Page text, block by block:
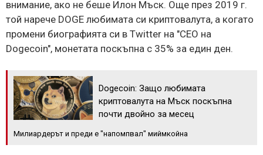
внимание, ако не беше Илон Мъск. Още през 2019 г.
той нарече DOGE любимата си криптовалута, а когато
промени биографията си в Twitter на "CEO на
Dogecoin", монетата поскъпна с 35% за един ден.
Dogecoin: Защо любимата
криптовалута на Мъск поскъпна
почти двойно за месец
Милиардерът и преди е "напомпвал" миймкойна